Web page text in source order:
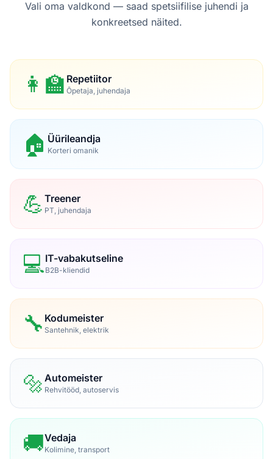
Vali oma valdkond — saad spetsiifilise juhendi ja
konkreetsed näited.
👩‍🏫 Repetiitor
Õpetaja, juhendaja
🏠 Üürileandja
Korteri omanik
💪 Treener
PT, juhendaja
💻IT-vabakutseline
B2B-kliendid
🔧 Kodumeister
Santehnik, elektrik
🔩 Automeister
Rehvitööd, autoservis
🚚Vedaja
Kolimine, transport